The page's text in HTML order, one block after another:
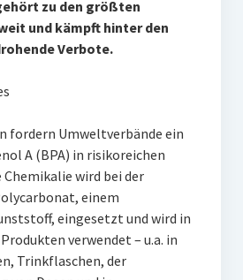
zu den größten
und kämpft hinter den
Verbote.
fordern Umweltverbände ein
A (BPA) in risikoreichen
Chemikalie wird bei der
einem
eingesetzt und wird in
verwendet – u.a. in
Trinkflaschen, der